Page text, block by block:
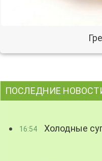
ПОСЛЕДНИЕ
16:54 Холодные